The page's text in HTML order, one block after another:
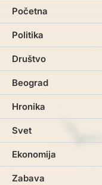
Početna
Politika
Društvo
Beograd
Hronika
Svet
Ekonomija
Zabava